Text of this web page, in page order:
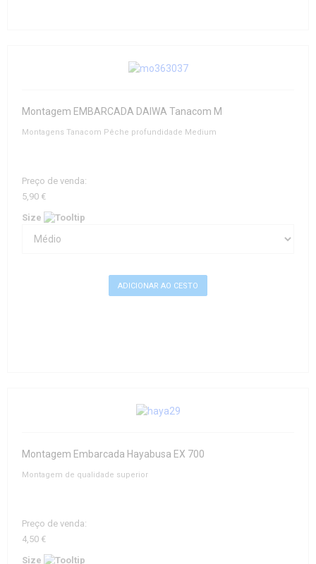
Montagem EMBARCADA DAIWA Tanacom M
Montagens Tanacom Pêche profundidade Medium
Preço de venda:
5,90 €
Size
Montagem Embarcada Hayabusa EX 700
Montagem de qualidade superior
Preço de venda:
4,50 €
Size